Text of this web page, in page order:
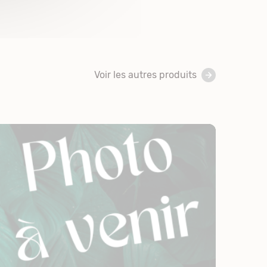
Voir les autres produits